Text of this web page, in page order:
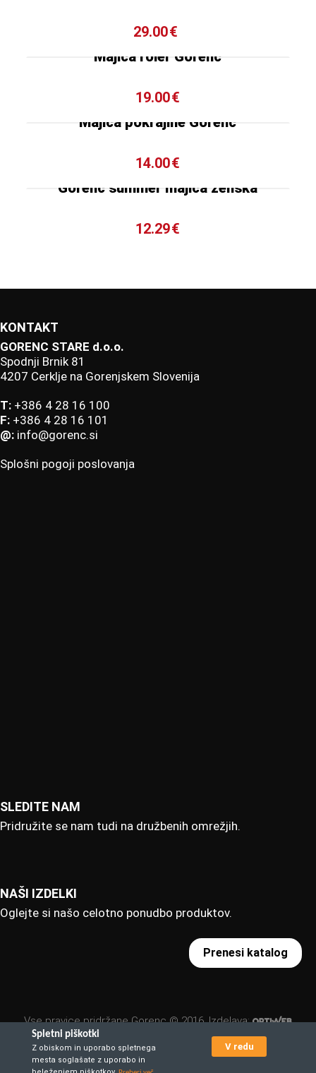
29.00€
Majica roler Gorenc
19.00€
Majica pokrajine Gorenc
14.00€
Gorenc summer majica ženska
12.29€
KONTAKT
GORENC STARE d.o.o.
Spodnji Brnik 81
4207 Cerklje na Gorenjskem Slovenija
T: +386 4 28 16 100
F: +386 4 28 16 101
@: info@gorenc.si
Splošni pogoji poslovanja
SLEDITE NAM
Pridružite se nam tudi na družbenih omrežjih.
NAŠI IZDELKI
Oglejte si našo celotno ponudbo produktov.
Prenesi katalog
Vse pravice pridržane Gorenc © 2016. Izdelava:
Spletni piškotki
Z obiskom in uporabo spletnega
mesta soglašate z uporabo in
V redu